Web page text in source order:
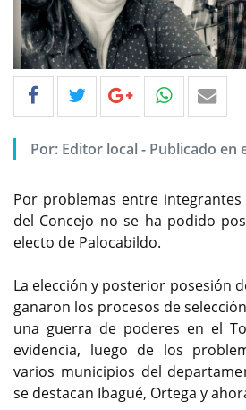
Por: Editor local - Publicado en
Por problemas entre
del Concejo no se ha podido
electo de Palocabildo.
La elección y posterior posesión
ganaron los procesos de
una guerra de poderes en el
evidencia, luego de los
varios municipios del
se destacan Ibagué, Ortega y